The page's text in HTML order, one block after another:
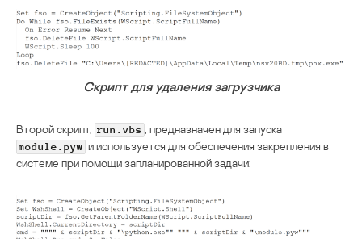
Скрипт для удаления загрузчика
Второй скрипт, run.vbs , предназначен для запуска
module.pyw и используется для обеспечения закрепления в
системе при помощи запланированной задачи: